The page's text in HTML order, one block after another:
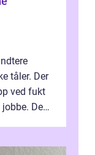
tåler. Der
ved fukt
Den